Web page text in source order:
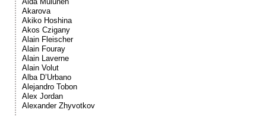
Akarova
Akiko Hoshina
Akos Czigany
Alain Fleischer
Alain Fouray
Alain Laverne
Alain Volut
Alba D’Urbano
Alejandro Tobon
Alex Jordan
Alexander Zhyvotkov